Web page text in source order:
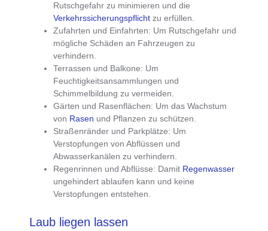
Rutschgefahr zu minimieren und die
Verkehrssicherungspflichtzu erfüllen.
Zufahrten und Einfahrten: Um Rutschgefahr und
mögliche Schäden an Fahrzeugen zu
verhindern.
Terrassen und Balkone: Um
Feuchtigkeitsansammlungen und
Schimmelbildung zu vermeiden.
Gärten und Rasenflächen: Um das Wachstum
von Rasen und Pflanzen zu schützen.
Straßenränder und Parkplätze: Um
Verstopfungen von Abflüssen und
Abwasserkanälen zu verhindern.
Regenrinnen und Abflüsse: Damit Regenwasser
ungehindert ablaufen kann und keine
Verstopfungen entstehen.
Laub liegen lassen